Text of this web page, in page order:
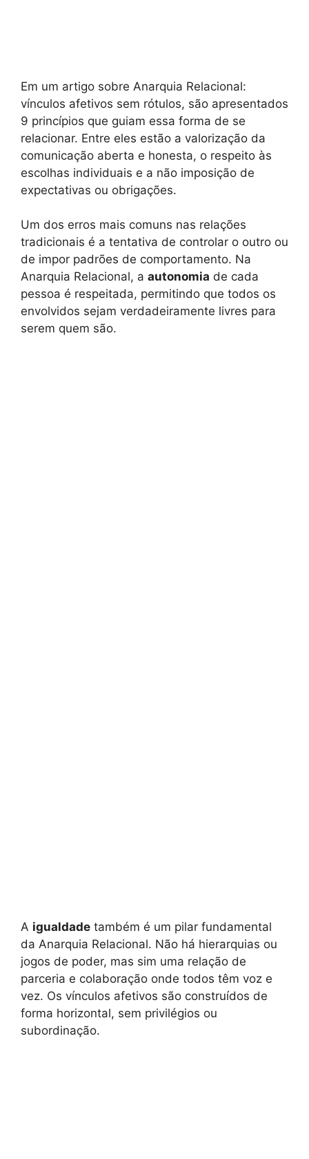
Em um artigo sobre Anarquia Relacional:
vínculos afetivos sem rótulos, são apresentados
9 princípios que guiam essa forma de se
relacionar. Entre eles estão a valorização da
comunicação aberta e honesta, o respeito às
escolhas individuais e a não imposição de
expectativas ou obrigações.
Um dos erros mais comuns nas relações
tradicionais é a tentativa de controlar o outro ou
de impor padrões de comportamento. Na
Anarquia Relacional, a autonomia de cada
pessoa é respeitada, permitindo que todos os
envolvidos sejam verdadeiramente livres para
serem quem são.
A igualdade também é um pilar fundamental
da Anarquia Relacional. Não há hierarquias ou
jogos de poder, mas sim uma relação de
parceria e colaboração onde todos têm voz e
vez. Os vínculos afetivos são construídos de
forma horizontal, sem privilégios ou
subordinação.